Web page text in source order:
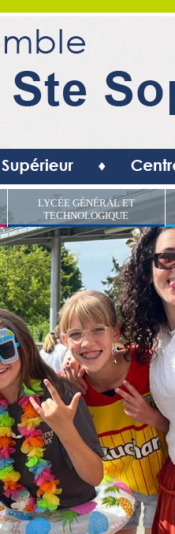
LYCÉE GÉNÉRAL ET
TECHNOLOGIQUE